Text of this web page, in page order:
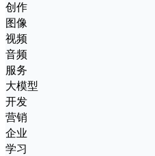
创作
图像
视频
音频
服务
大模型
开发
营销
企业
学习